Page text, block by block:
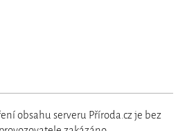
obsahu serveru Příroda.cz je bez